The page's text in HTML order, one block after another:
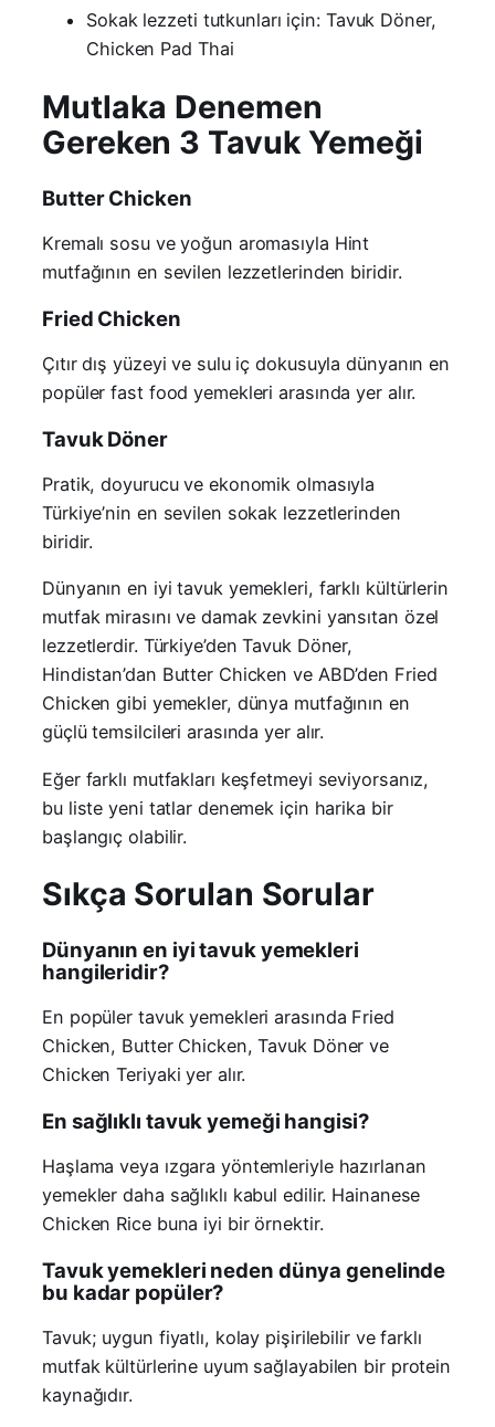
Sokak lezzeti tutkunları için: Tavuk Döner,
Chicken Pad Thai
Mutlaka Denemen
Gereken 3 Tavuk Yemeği
Butter Chicken
Kremalı sosu ve yoğun aromasıyla Hint
mutfağının en sevilen lezzetlerinden biridir.
Fried Chicken
Çıtır dış yüzeyi ve sulu iç dokusuyla dünyanın en
popüler fast food yemekleri arasında yer alır.
Tavuk Döner
Pratik, doyurucu ve ekonomik olmasıyla
Türkiye’nin en sevilen sokak lezzetlerinden
biridir.
Dünyanın en iyi tavuk yemekleri, farklı kültürlerin
mutfak mirasını ve damak zevkini yansıtan özel
lezzetlerdir. Türkiye’den Tavuk Döner,
Hindistan’dan Butter Chicken ve ABD’den Fried
Chicken gibi yemekler, dünya mutfağının en
güçlü temsilcileri arasında yer alır.
Eğer farklı mutfakları keşfetmeyi seviyorsanız,
bu liste yeni tatlar denemek için harika bir
başlangıç olabilir.
Sıkça Sorulan Sorular
Dünyanın en iyi tavuk yemekleri
hangileridir?
En popüler tavuk yemekleri arasında Fried
Chicken, Butter Chicken, Tavuk Döner ve
Chicken Teriyaki yer alır.
En sağlıklı tavuk yemeği hangisi?
Haşlama veya ızgara yöntemleriyle hazırlanan
yemekler daha sağlıklı kabul edilir. Hainanese
Chicken Rice buna iyi bir örnektir.
Tavuk yemekleri neden dünya genelinde
bu kadar popüler?
Tavuk; uygun fiyatlı, kolay pişirilebilir ve farklı
mutfak kültürlerine uyum sağlayabilen bir protein
kaynağıdır.